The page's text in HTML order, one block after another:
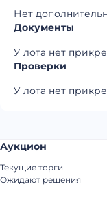
Нет
Документы
У лота нет
Проверки
У лота нет
Аукцион
Текущие торги
Ожидают решения